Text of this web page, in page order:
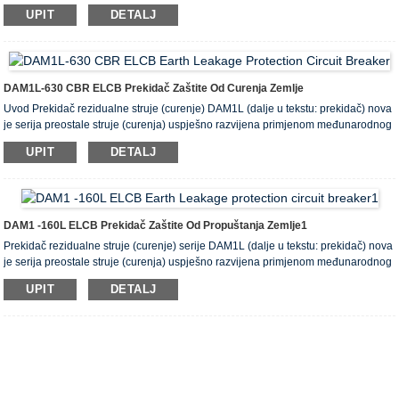
standardnog dizajna i napredne proizvodne tehnologije. Zaštićeni prekidač tipa
lijevanog kućišta.
690V (Inm je veći od 250A), koji se uglavnom koristi za izmjeničnu struju od
50Hz i nazivne vrijednosti u distributivnoj mreži struje od 10A ~ 500A i nazivnog
radnog napona 380V / 400V, koristi se za distribuciju električne energije i zaštitu
U normalnim uvjetima, može se koristiti i za rijetko prebacivanje vodova.
UPIT DETALJ
DAM1L-630 CBR ELCB Prekidač Zaštite Od Curenja Zemlje
Uvod Prekidač rezidualne struje (curenje) DAM1L (dalje u tekstu: prekidač) nova
je serija preostale struje (curenja) uspješno razvijena primjenom međunarodnog
standardnog dizajna i napredne proizvodne tehnologije. Zaštitni prekidač u
obliku lijevanog kućišta. Nazivni napon izolacije prekidača ove serije je 400V
izmjenični napon 50Hz i nazivnog napona.
UPIT DETALJ
DAM1 -160L ELCB Prekidač Zaštite Od Propuštanja Zemlje1
Prekidač rezidualne struje (curenje) serije DAM1L (dalje u tekstu: prekidač) nova
je serija preostale struje (curenja) uspješno razvijena primjenom međunarodnog
standardnog dizajna i napredne proizvodne tehnologije.
Zaštitni prekidač u obliku lijevanog kućišta.
UPIT DETALJ